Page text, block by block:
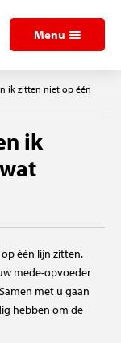
Menu
ik zitten niet op één
ik
één lijn zitten.
mede-opvoeder
met u gaan
hebben om de